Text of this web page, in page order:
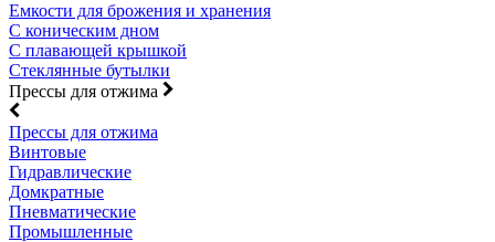
Емкости для брожения и хранения
С коническим дном
С плавающей крышкой
Стеклянные бутылки
Прессы для отжима
Прессы для отжима
Винтовые
Гидравлические
Домкратные
Пневматические
Промышленные